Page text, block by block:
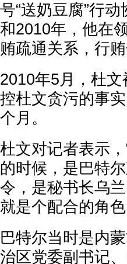
号“送奶豆腐”行
和2010年，他在
贿疏通关系，行
2010年5月，杜
控杜文贪污的事
个月。
杜文对记者表示
的时候，是巴特
令，是秘书长乌
就是个配合的角色
巴特尔当时是内
治区党委副书记